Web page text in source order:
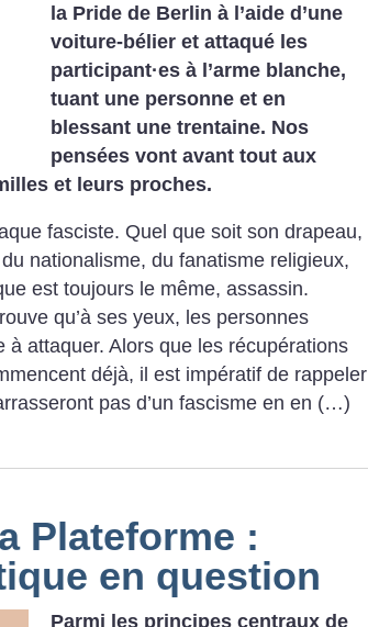
la Pride de Berlin à l’aide d’une
voiture-bélier et attaqué les
participant·es à l’arme blanche,
tuant une personne et en
blessant une trentaine. Nos
pensées vont avant tout aux
et leurs proches.
fasciste. Quel que soit son drapeau,
nationalisme, du fanatisme religieux,
est toujours le même, assassin.
qu’à ses yeux, les personnes
à attaquer. Alors que les récupérations
déjà, il est impératif de rappeler
pas d’un fascisme en en (…)
Plateforme :
en question
Parmi les principes centraux de